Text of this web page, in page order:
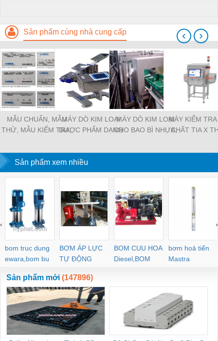
Sản phẩm cùng nhà cung cấp
MẪU CHUẨN, MẪU
THỬ, MẪU KIỂM TRA,
MÁY DÒ KIM LOẠI
DƯỢC PHẨM DẠNG
MÁY DÒ KIM LOẠI
CHO BAO BÌ NHỰA,
MÁY KIỂM
CHẤT TIA X
‹ ›
Sản phẩm xem nhiều
bom truc dung
ewara,bom bu
ewara
BƠM ÁP LỰC
TỰ ĐỘNG
BOM CUU HOA
Diesel,BOM
CHUA CHAY
bơm hoả tiển
Mastra
‹ ›
Sản phẩm mới (147896)